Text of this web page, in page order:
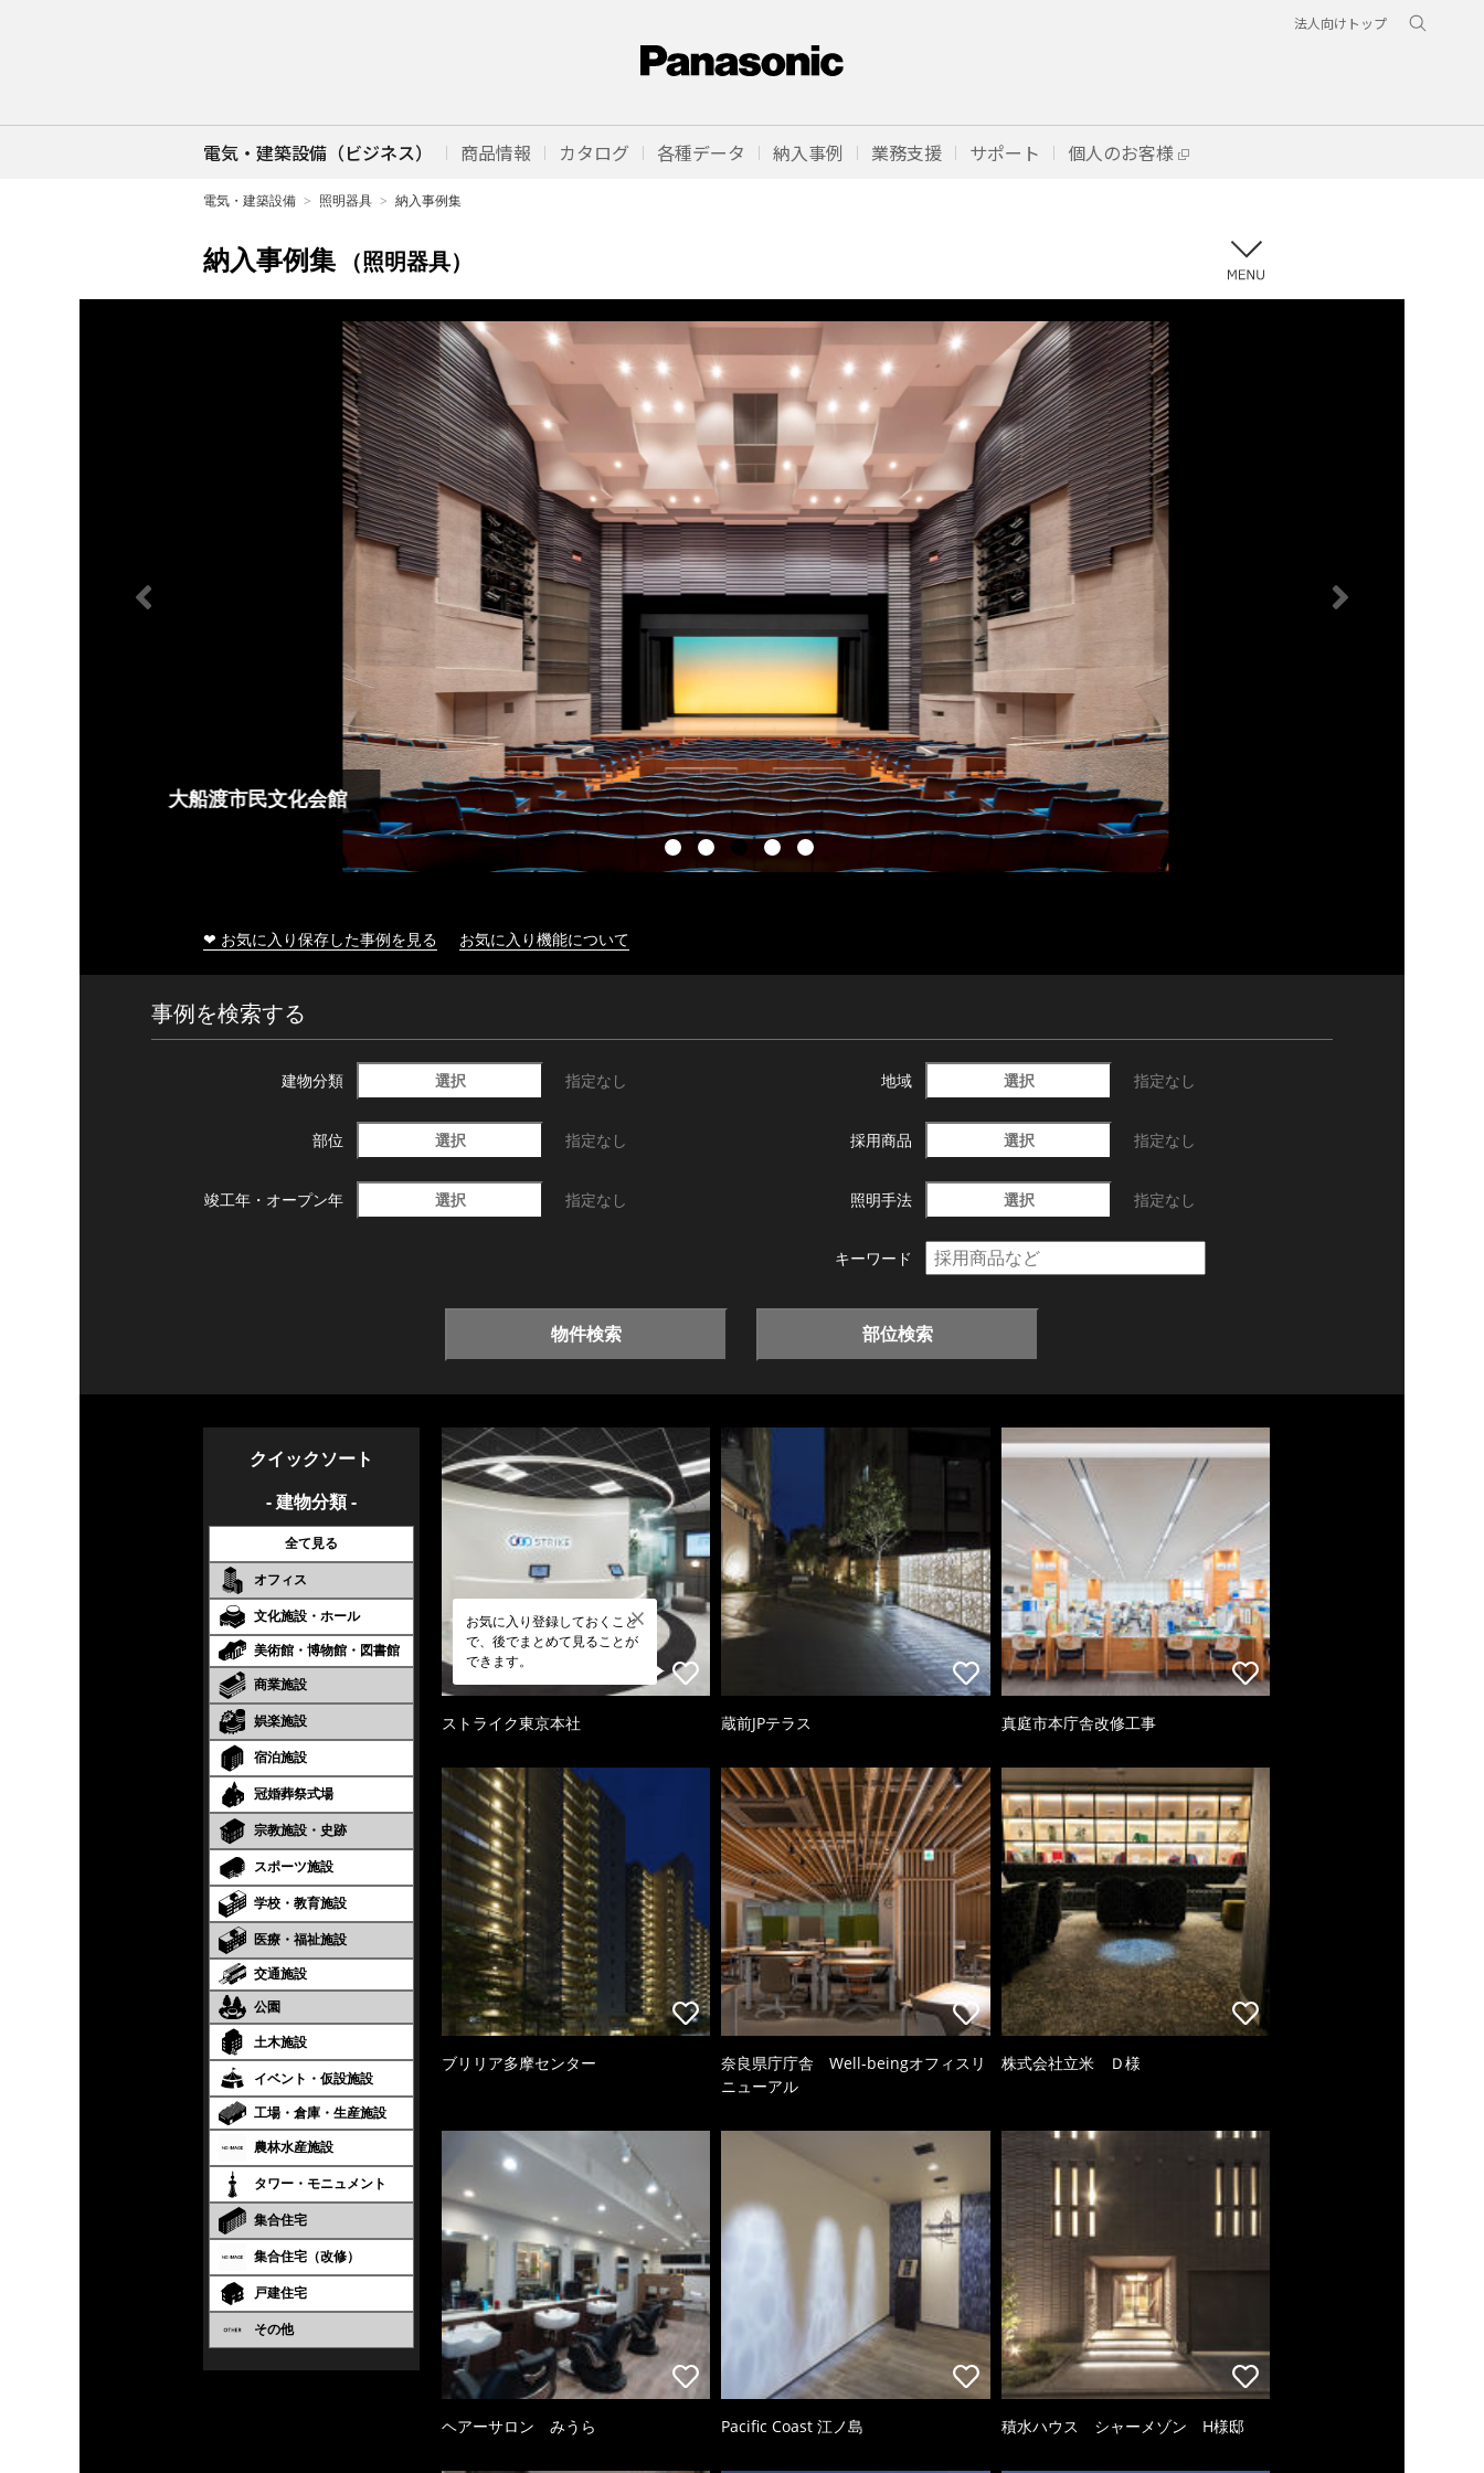
法人向けトップ
電気・建築設備（ビジネス） 商品情報 カタログ 各種データ 納入事例 業務支援 サポート 個人のお客様
電気・建築設備 照明器具 納入事例集
納入事例集 （照明器具）
大船渡市民文化会館
❤ お気に入り保存した事例を見る お気に入り機能について
事例を検索する
建物分類 選択 指定なし 地域 選択 指定なし
部位 選択 指定なし 採用商品 選択 指定なし
竣工年・ オープン年 選択 指定なし 照明手法 選択 指定なし
キーワード
物件検索 部位検索
クイックソート
- 建物分類 -
全て見る
オフィス
文化施設・ホール
美術館・博物館・図書館
商業施設
娯楽施設
宿泊施設
冠婚葬祭式場
宗教施設・史跡
スポーツ施設
学校・教育施設
医療・福祉施設
交通施設
公園
土木施設
イベント・仮設施設
工場・倉庫・生産施設
農林水産施設
タワー・モニュメント
集合住宅
集合住宅（改修）
戸建住宅
その他
お気に入り登録しておくこと
で、後でまとめて見ることが
できます。
ストライク東京本社 蔵前JPテラス 真庭市本庁舎改修工事
ブリリア多摩センター
奈良県庁庁舎 Well-beingオフィスリ
ニューアル
株式会社立米 Ｄ様
ヘアーサロン みうら Pacific Coast 江ノ島 積水ハウス シャーメゾン H様邸